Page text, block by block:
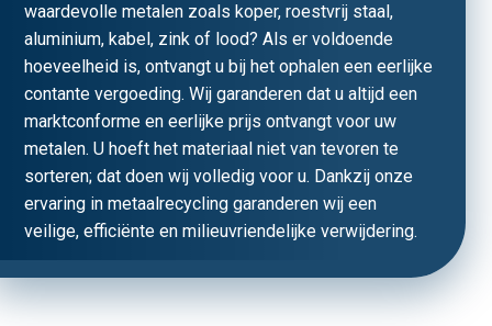
waardevolle metalen zoals koper, roestvrij staal,
aluminium, kabel, zink of lood? Als er voldoende
hoeveelheid is, ontvangt u bij het ophalen een eerlijke
contante vergoeding. Wij garanderen dat u altijd een
marktconforme en eerlijke prijs ontvangt voor uw
metalen. U hoeft het materiaal niet van tevoren te
sorteren; dat doen wij volledig voor u. Dankzij onze
ervaring in metaalrecycling garanderen wij een
veilige, efficiënte en milieuvriendelijke verwijdering.